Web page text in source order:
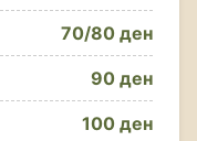
70/80 ден
90 ден
100 ден